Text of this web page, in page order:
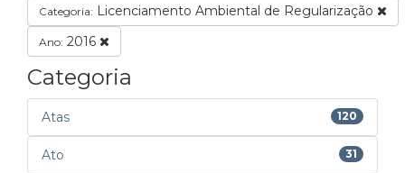
Categoria: Licenciamento Ambiental de Regularização
Ano: 2016
Categoria
Atas 120
Ato 31